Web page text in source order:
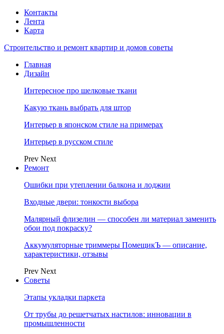
Контакты
Лента
Карта
Строительство и ремонт квартир и домов советы
Главная
Дизайн
Интересное про шелковые ткани
Какую ткань выбрать для штор
Интерьер в японском стиле на примерах
Интерьер в русском стиле
Prev Next
Ремонт
Ошибки при утеплении балкона и лоджии
Входные двери: тонкости выбора
Малярный флизелин — способен ли материал заменить
обои под покраску?
Аккумуляторные триммеры ПомещикЪ — описание,
характеристики, отзывы
Prev Next
Советы
Этапы укладки паркета
От трубы до решетчатых настилов: инновации в
промышленности